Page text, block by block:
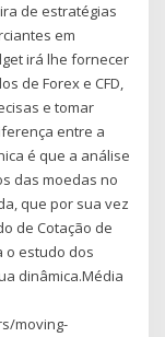
de estratégias
em
irá lhe fornecer
de Forex e CFD,
e tomar
entre a
é que a análise
das moedas no
que por sua vez
de Cotação de
o estudo dos
dinâmica.Média
moving-